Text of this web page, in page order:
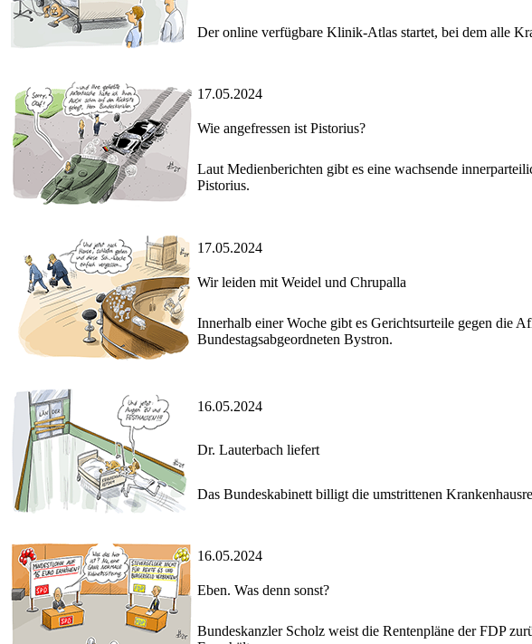
Der online verfügbare Klinik-Atlas startet, bei dem alle
17.05.2024
Wie angefressen ist Pistorius?
Laut Medienberichten gibt es eine wachsende
Pistorius.
17.05.2024
Wir leiden mit Weidel und Chrupalla
Innerhalb einer Woche gibt es Gerichtsurteile gegen die
Bundestagsabgeordneten Bystron.
16.05.2024
Dr. Lauterbach liefert
Das Bundeskabinett billigt die umstrittenen
16.05.2024
Eben. Was denn sonst?
Bundeskanzler Scholz weist die Rentenpläne der FDP